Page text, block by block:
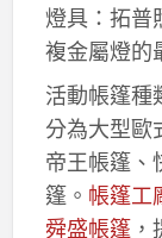
燈具：拓普
複金屬燈的
活動帳篷種
分為大型歐
帝王帳篷、
篷。 帳篷工
舜盛帳篷，